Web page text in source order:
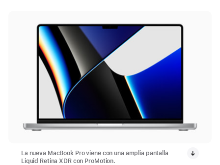
La nueva MacBook Pro viene con una amplia pantalla
Liquid Retina XDR con ProMotion.